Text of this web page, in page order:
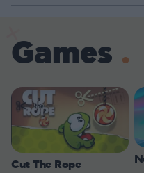
Games
Cut The Rope